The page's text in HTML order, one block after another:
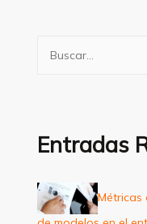
a
p
o
Entradas
Métricas